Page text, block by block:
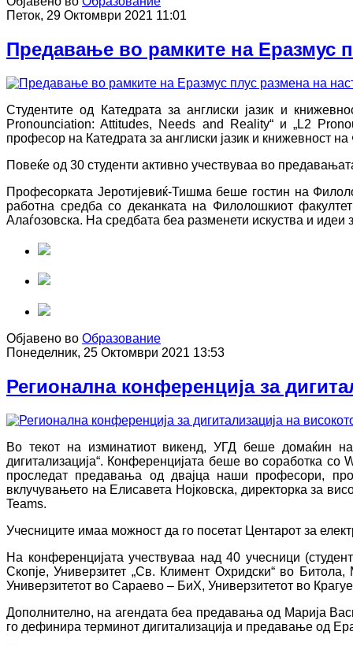
Петок, 29 Октомври 2021 11:01
Предавање во рамките на Еразмус
Студентите од Катедрата за англиски јазик и
Pronounciation: Attitudes, Needs and Reality“ и „L2
професор на Катедрата за англиски јазик и книжевност
Повеќе од 30 студенти активно учествуваа во
Професорката Јеротијевиќ-Тишма беше гостин на
работна средба со деканката на Филолошкиот
Алаѓозовска. На средбата беа разменети искуства и
Објавено во Образование
Понеделник, 25 Октомври 2021 13:53
Регионална конференција за
Во текот на изминатиот викенд, УГД беше домаќин
дигитализација“. Конференцијата беше во соработка
проследат предавања од двајца наши професори,
вклучувањето на Елисавета Нојковска, директорка за
Teams.
Учесниците имаа можност да го посетат Центарот за
На конференцијата учествуваа над 40 учесници
Скопје, Универзитет „Св. Климент Охридски“ во
Универзитетот во Сараево – БиХ, Универзитетот во
Дополнително, на агендата беа предавања од Марија
го дефинира терминот дигитализација и предавање од